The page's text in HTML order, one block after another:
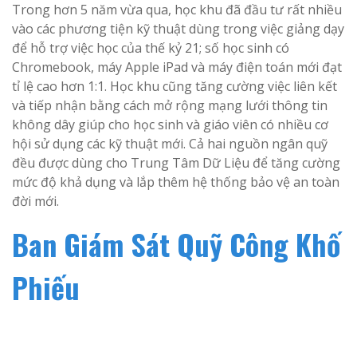
Trong hơn 5 năm vừa qua, học khu đã đầu tư rất nhiều
vào các phương tiện kỹ thuật dùng trong việc giảng dạy
để hỗ trợ việc học của thế kỷ 21; số học sinh có
Chromebook, máy Apple iPad và máy điện toán mới đạt
tỉ lệ cao hơn 1:1. Học khu cũng tăng cường việc liên kết
và tiếp nhận bằng cách mở rộng mạng lưới thông tin
không dây giúp cho học sinh và giáo viên có nhiều cơ
hội sử dụng các kỹ thuật mới. Cả hai nguồn ngân quỹ
đều được dùng cho Trung Tâm Dữ Liệu để tăng cường
mức độ khả dụng và lắp thêm hệ thống bảo vệ an toàn
đời mới.
Ban Giám Sát Quỹ Công Khố
Phiếu